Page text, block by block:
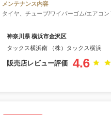
メンテナンス内容
タイヤ、チューブ/ワイパーゴム/エアコ
神奈川県 横浜市金沢区
タックス横浜南 （株）タックス横浜
販売店レビュー評価 4.6